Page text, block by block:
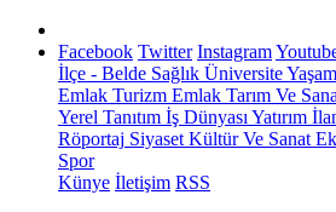
Facebook Twitter Instagram
İlçe - Belde Sağlık ÜniversiteYaşam
Emlak Turizm Emlak Tarım Ve
Yerel Tanıtım İş Dünyası Yatırım
Röportaj Siyaset Kültür Ve Sanat
Spor
Künye İletişim RSS